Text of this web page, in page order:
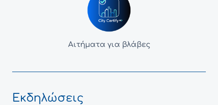
Αιτήματα για βλάβες
Εκδηλώσεις